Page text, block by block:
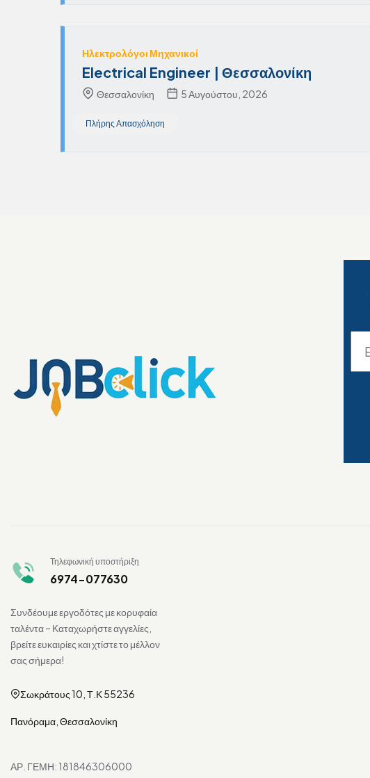
Ηλεκτρολόγοι Μηχανικοί
Electrical Engineer | Θεσσαλονίκη
Θεσσαλονίκη 5 Αυγούστου, 2026
Πλήρης Απασχόληση
Τηλεφωνική υποστήριξη
6974-077630
Συνδέουμε εργοδότες με κορυφαία
ταλέντα – Καταχωρήστε αγγελίες,
βρείτε ευκαιρίες και χτίστε το μέλλον
σας σήμερα!
Σωκράτους 10, Τ.Κ 55236
Πανόραμα, Θεσσαλονίκη
ΑΡ. ΓΕΜΗ: 181846306000